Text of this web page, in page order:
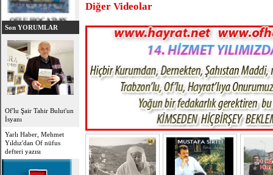
OFLU HOCA'DAN
TOPLUMSAL UYARI
Son YORUMLAR
Of'lu Şair Tahir Bulut'un
İsyanı
Yarlı Haber, Mehmet
Yıldız'dan Of nüfus
defteri yazısı
Diğer Videolar